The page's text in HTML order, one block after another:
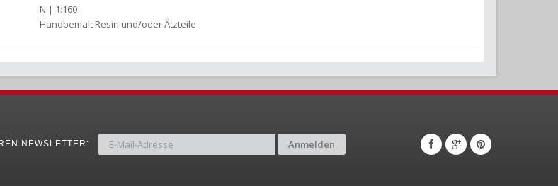
N | 1:160
Handbemalt Resin und/oder Ätzteile
NEWSLETTER: Anmelden